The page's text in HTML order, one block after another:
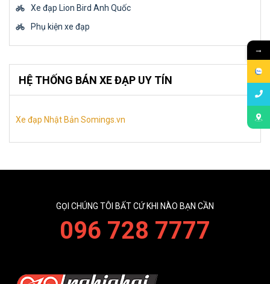
Xe đạp Lion Bird Anh Quốc
Phụ kiện xe đạp
HỆ THỐNG BÁN XE ĐẠP UY TÍN
Xe đạp Nhật Bản Somings.vn
GỌI CHÚNG TÔI BẤT CỨ KHI NÀO BẠN CẦN
096 728 7777
→